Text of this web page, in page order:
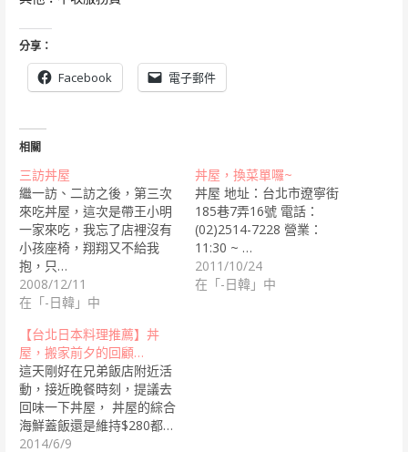
分享：
Facebook 電子郵件
相關
三訪丼屋
繼一訪、二訪之後，第三次
來吃丼屋，這次是帶王小明
一家來吃，我忘了店裡沒有
小孩座椅，翔翔又不給我
抱，只…
2008/12/11
在「-日韓」中
丼屋，換菜單囉~
丼屋 地址：台北市遼寧街
185巷7弄16號 電話：
(02)2514-7228 營業：
11:30 ~ …
2011/10/24
在「-日韓」中
【台北日本料理推薦】丼
屋，搬家前夕的回顧…
這天剛好在兄弟飯店附近活
動，接近晚餐時刻，提議去
回味一下丼屋， 丼屋的綜合
海鮮蓋飯還是維持$280都…
2014/6/9